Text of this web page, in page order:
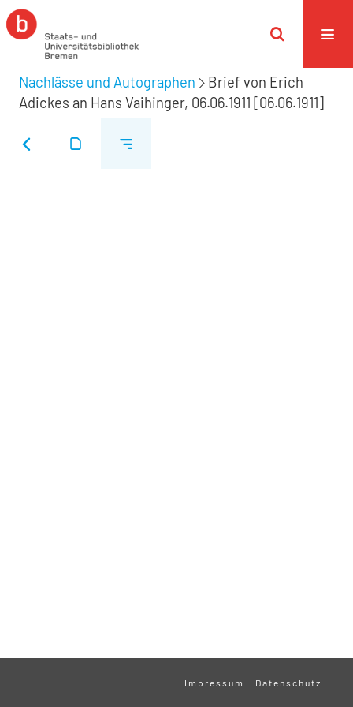
Nachlässe und Autographen
Brief von Erich
Adickes an Hans Vaihinger, 06.06.1911 [06.06.1911]
Impressum Datenschutz